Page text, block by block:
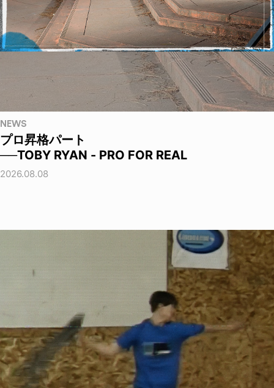
NEWS
プロ昇格パート
──TOBY RYAN - PRO FOR REAL
2026.08.08